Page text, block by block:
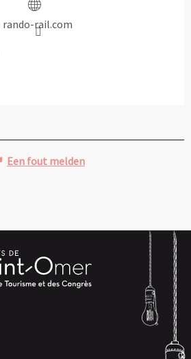
rando-rail.com
Een fout melden